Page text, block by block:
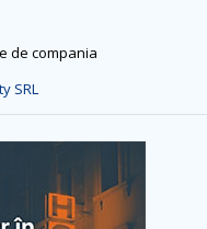
de compania
SRL